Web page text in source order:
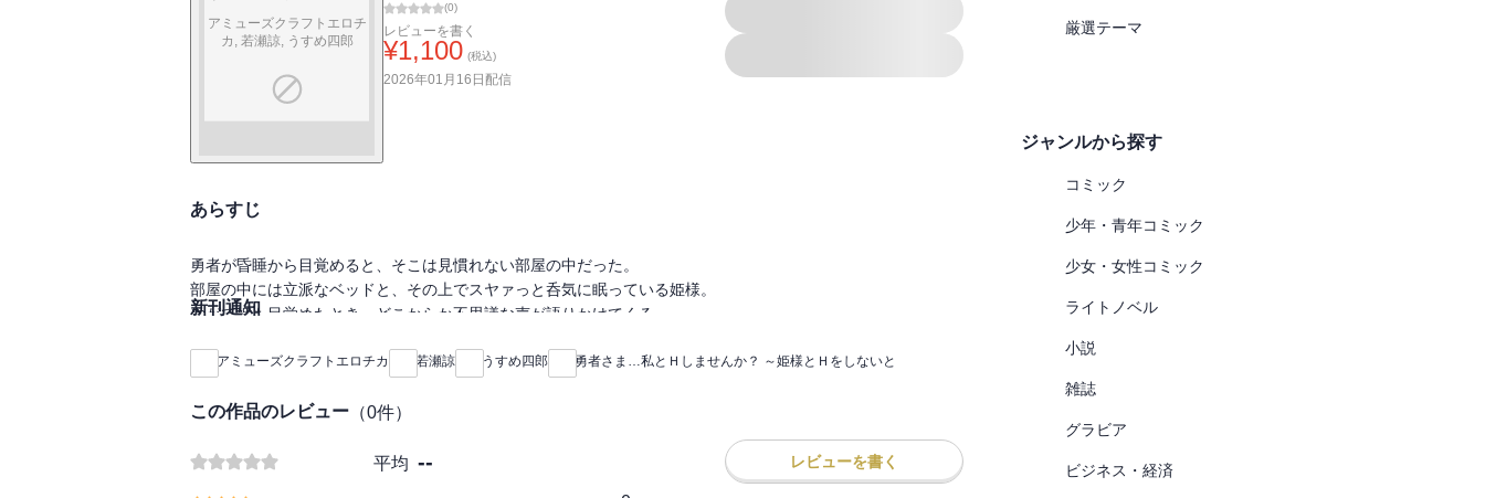
じ込められた件について～
アミューズクラフトエロチ
カ, 若瀬諒, うすめ四郎
(0)
レビューを書く
¥1,100 (税込)
2026年01月16日 配信
あらすじ
勇者が昏睡から目覚めると、そこは見慣れない部屋の中だった。
部屋の中には立派なベッドと、その上でスヤァっと呑気に眠っている姫様。
やがて姫も目覚めたとき、どこからか不思議な声が語りかけてくる。
とはいえ闇雲に姫を犯せないビビリな勇者はHなしでのダンジョン攻略を試みるが、姫が次々にHなトラップに
新刊通知
アミューズクラフトエロチカ 若瀬諒 うすめ四郎 勇者さま…私とＨしませんか？ ～姫様とＨをしないと
この作品のレビュー （0件）
平均 -- レビューを書く
厳選テーマ
ジャンルから探す
コミック
少年・青年コミック
少女・女性コミック
ライトノベル
小説
雑誌
グラビア
ビジネス・経済